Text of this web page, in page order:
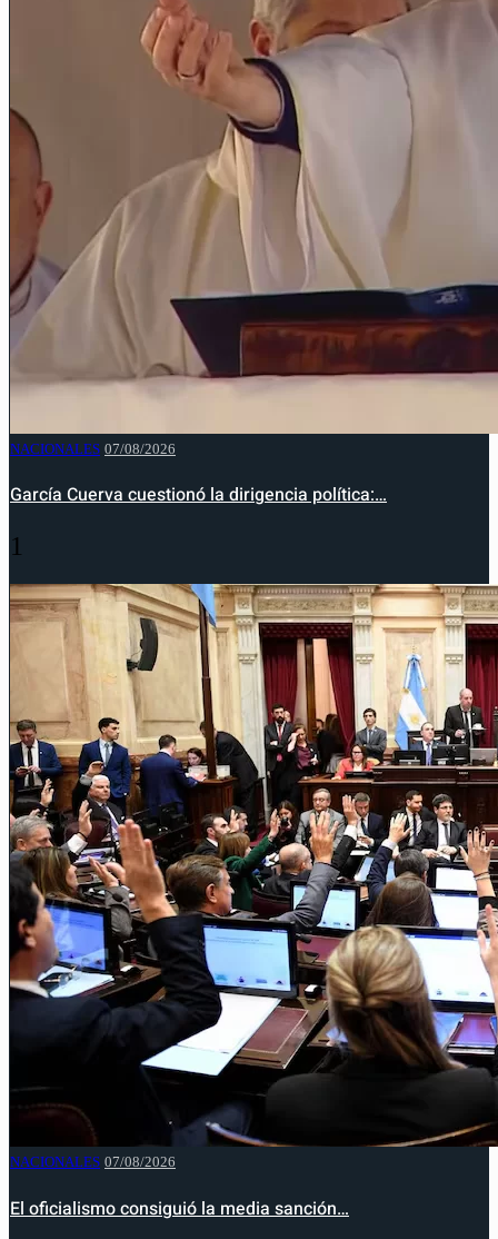
NACIONALES 07/08/2026
García Cuerva cuestionó la dirigencia política:…
1
NACIONALES 07/08/2026
El oficialismo consiguió la media sanción…